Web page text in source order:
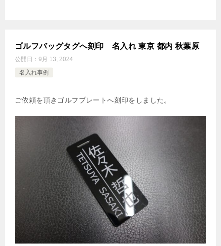
ゴルフバッグタグへ刻印 名入れ 東京 都内 秋葉原
公開日： 9月 13, 2024
名入れ事例
ご依頼を頂きゴルフプレートへ刻印をしました。